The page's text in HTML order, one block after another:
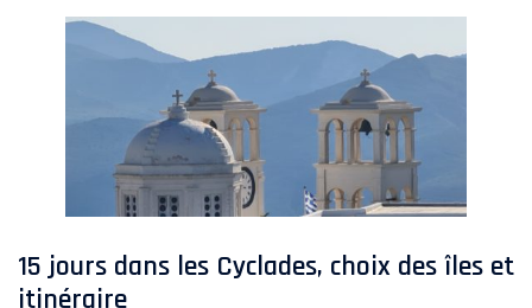
15 jours dans les Cyclades, choix des îles et
itinéraire